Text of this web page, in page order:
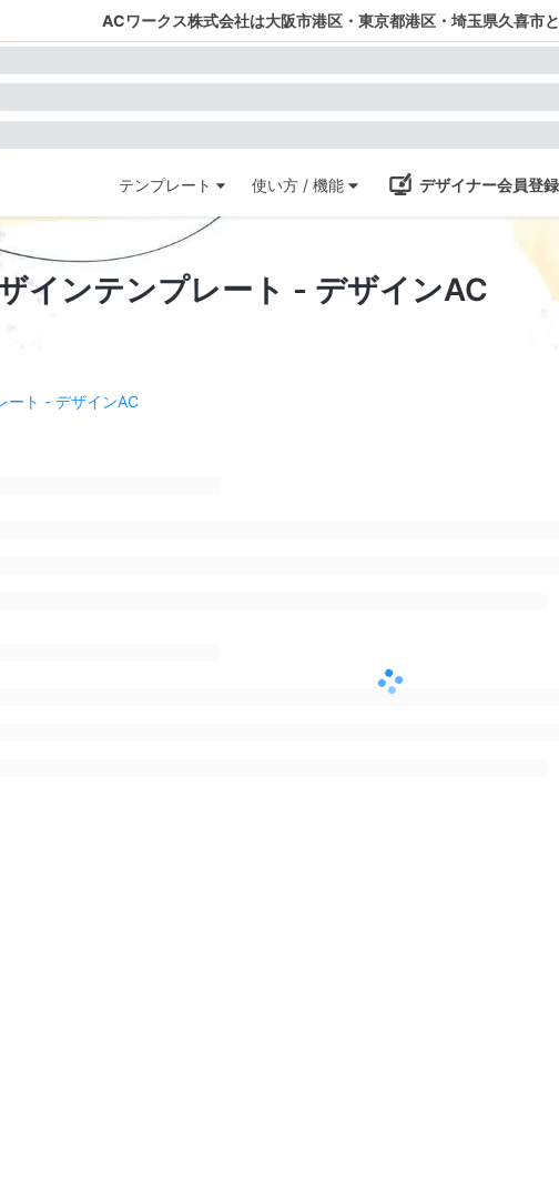
ACワークス株式会社は大阪市港区・東京都港区・埼玉県久喜市
テンプレート 使い方 / 機能 デザイナー会員登録
インテンプレート - デザインAC
ート - デザインAC